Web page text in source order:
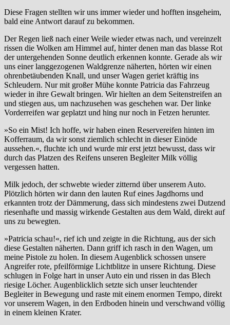
Diese Fragen stellten wir uns immer wieder und hofften insgeheim,
bald eine Antwort darauf zu bekommen.
Der Regen ließ nach einer Weile wieder etwas nach, und vereinzelt
rissen die Wolken am Himmel auf, hinter denen man das blasse Rot
der untergehenden Sonne deutlich erkennen konnte. Gerade als wir
uns einer langgezogenen Waldgrenze näherten, hörten wir einen
ohrenbetäubenden Knall, und unser Wagen geriet kräftig ins
Schleudern. Nur mit großer Mühe konnte Patricia das Fahrzeug
wieder in ihre Gewalt bringen. Wir hielten an dem Seitenstreifen an
und stiegen aus, um nachzusehen was geschehen war. Der linke
Vorderreifen war geplatzt und hing nur noch in Fetzen herunter.
»So ein Mist! Ich hoffe, wir haben einen Reservereifen hinten im
Kofferraum, da wir sonst ziemlich schlecht in dieser Einöde
aussehen.«, fluchte ich und wurde mir erst jetzt bewusst, dass wir
durch das Platzen des Reifens unseren Begleiter Milk völlig
vergessen hatten.
Milk jedoch, der schwebte wieder zitternd über unserem Auto.
Plötzlich hörten wir dann den lauten Ruf eines Jagdhorns und
erkannten trotz der Dämmerung, dass sich mindestens zwei Dutzend
riesenhafte und massig wirkende Gestalten aus dem Wald, direkt auf
uns zu bewegten.
»Patricia schau!«, rief ich und zeigte in die Richtung, aus der sich
diese Gestalten näherten. Dann griff ich rasch in den Wagen, um
meine Pistole zu holen. In diesem Augenblick schossen unsere
Angreifer rote, pfeilförmige Lichtblitze in unsere Richtung. Diese
schlugen in Folge hart in unser Auto ein und rissen in das Blech
riesige Löcher. Augenblicklich setzte sich unser leuchtender
Begleiter in Bewegung und raste mit einem enormen Tempo, direkt
vor unserem Wagen, in den Erdboden hinein und verschwand völlig
in einem kleinen Krater.